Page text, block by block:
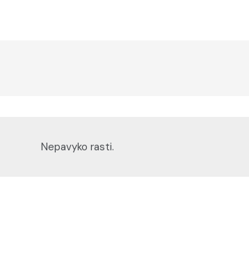
Nepavyko rasti.